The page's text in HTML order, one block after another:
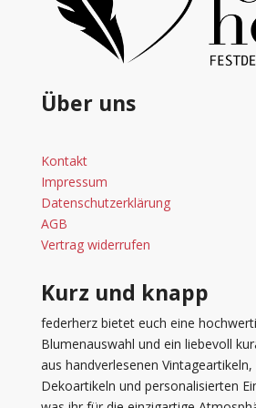
Über uns
Kontakt
Impressum
Datenschutzerklärung
AGB
Vertrag widerrufen
Kurz und knapp
federherz bietet euch eine
Blumenauswahl und ein liebevoll
aus handverlesenen
Dekoartikeln und personalisierten